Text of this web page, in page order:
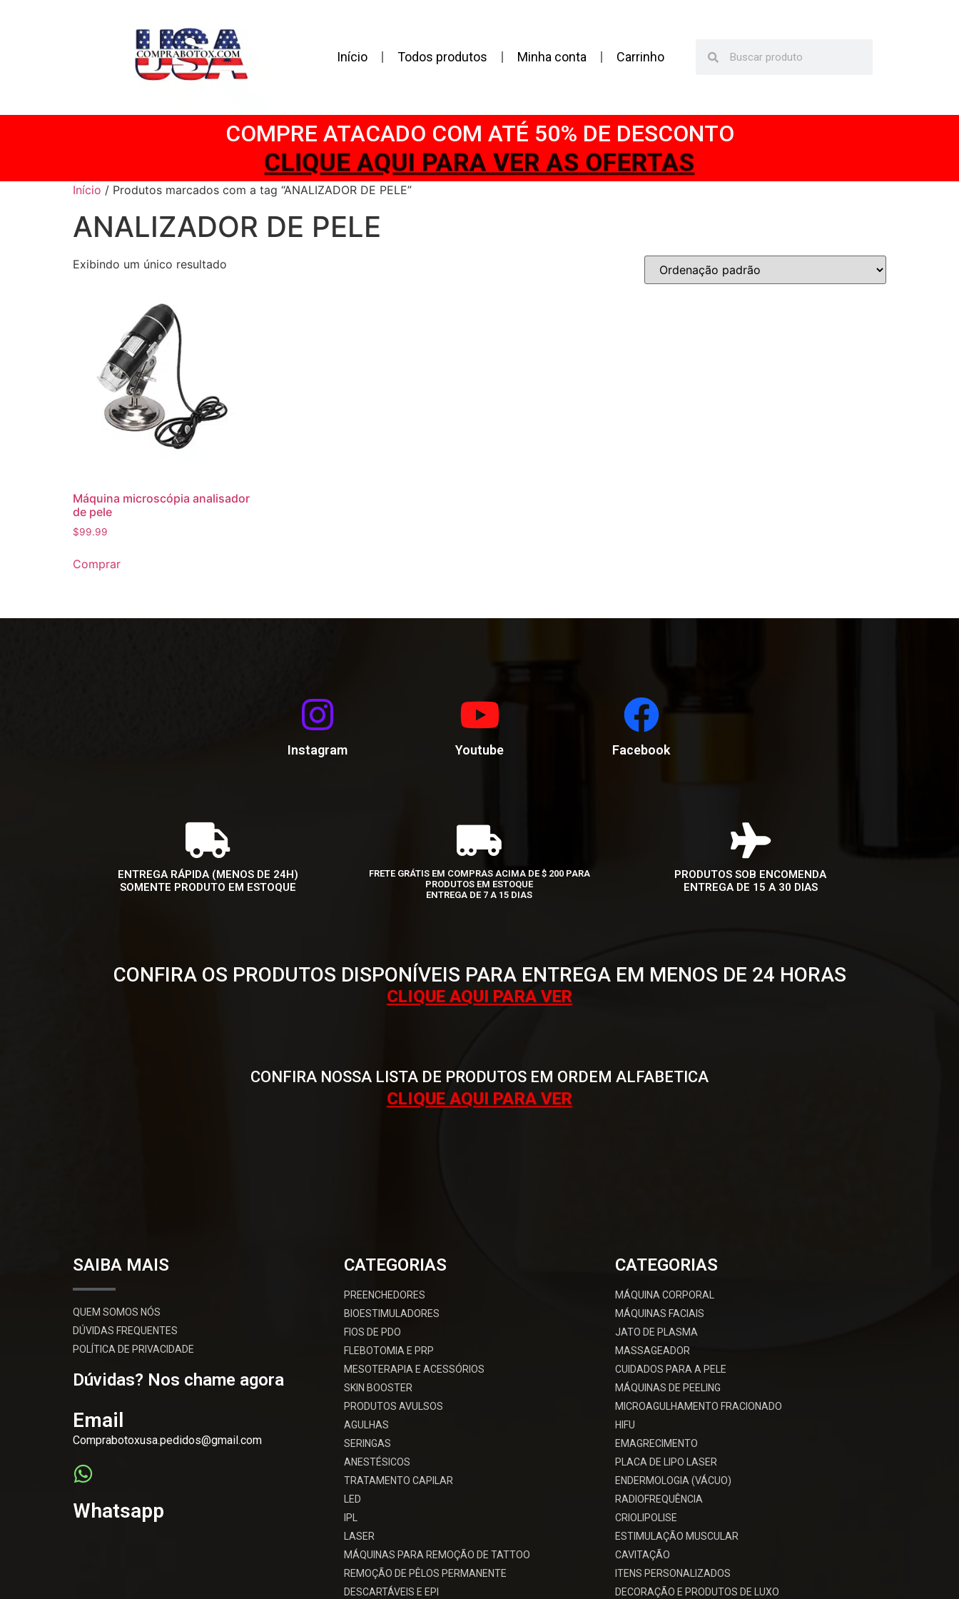
Início Todos produtos Minha conta Carrinho
COMPRE ATACADO COM ATÉ 50% DE DESCONTO
CLIQUE AQUI PARA VER AS OFERTAS
Início / Produtos marcados com a tag “ANALIZADOR DE PELE”
ANALIZADOR DE PELE
Exibindo um único resultado
Máquina microscópia analisador
de pele
$99.99
Comprar
Instagram Youtube Facebook
ENTREGA RÁPIDA (MENOS DE 24H)
SOMENTE PRODUTO EM ESTOQUE
FRETE GRÁTIS EM COMPRAS ACIMA DE $ 200 PARA
PRODUTOS EM ESTOQUE
ENTREGA DE 7 A 15 DIAS
PRODUTOS SOB ENCOMENDA
ENTREGA DE 15 A 30 DIAS
CONFIRA OS PRODUTOS DISPONÍVEIS PARA ENTREGA EM MENOS DE 24 HORAS
CLIQUE AQUI PARA VER
CONFIRA NOSSA LISTA DE PRODUTOS EM ORDEM ALFABETICA
CLIQUE AQUI PARA VER
SAIBA MAIS
QUEM SOMOS NÓS
DÚVIDAS FREQUENTES
POLÍTICA DE PRIVACIDADE
Dúvidas? Nos chame agora
Email
Comprabotoxusa.pedidos@gmail.com
Whatsapp
CATEGORIAS
PREENCHEDORES
BIOESTIMULADORES
FIOS DE PDO
FLEBOTOMIA E PRP
MESOTERAPIA E ACESSÓRIOS
SKIN BOOSTER
PRODUTOS AVULSOS
AGULHAS
SERINGAS
ANESTÉSICOS
TRATAMENTO CAPILAR
LED
IPL
LASER
MÁQUINAS PARA REMOÇÃO DE TATTOO
REMOÇÃO DE PÊLOS PERMANENTE
DESCARTÁVEIS E EPI
CATEGORIAS
MÁQUINA CORPORAL
MÁQUINAS FACIAIS
JATO DE PLASMA
MASSAGEADOR
CUIDADOS PARA A PELE
MÁQUINAS DE PEELING
MICROAGULHAMENTO FRACIONADO
HIFU
EMAGRECIMENTO
PLACA DE LIPO LASER
ENDERMOLOGIA (VÁCUO)
RADIOFREQUÊNCIA
CRIOLIPOLISE
ESTIMULAÇÃO MUSCULAR
CAVITAÇÃO
ITENS PERSONALIZADOS
DECORAÇÃO E PRODUTOS DE LUXO